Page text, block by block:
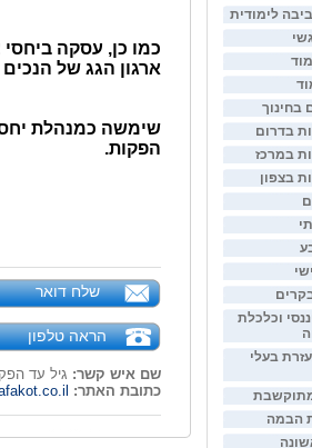
לימודית
בחינוך
בדרום
במרכז
בצפון
וכלכלת
בעלי
הבמה
כמו כן, עסקה
ארגון הגג של
שימשה כמנהלת
הפקות.
שלח דואר
הראה טלפון
שם איש קשר: גיל עד
כתובת האתר: